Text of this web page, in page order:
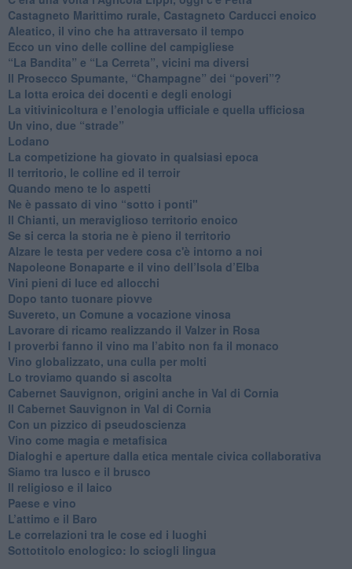
​Castagneto Marittimo rurale, Castagneto Carducci enoico
Aleatico, il vino che ha attraversato il tempo
Ecco un vino delle colline del campigliese
“La Bandita” e “La Cerreta”, vicini ma diversi
​Il Prosecco Spumante, “Champagne” dei “poveri”?
​La lotta eroica dei docenti e degli enologi
​La vitivinicoltura e l’enologia ufficiale e quella ufficiosa
​Un vino, due “strade”
Lodano
​La competizione ha giovato in qualsiasi epoca
Il territorio, le colline ed il terroir
Quando meno te lo aspetti
​Ne è passato di vino “sotto i ponti"
​Il Chianti, un meraviglioso territorio enoico
​Se si cerca la storia ne è pieno il territorio
Alzare le testa per vedere cosa c'è intorno a noi
​Napoleone Bonaparte e il vino dell’Isola d’Elba
Vini pieni di luce ed allocchi
Dopo tanto tuonare piovve
Suvereto, un Comune a vocazione vinosa
Lavorare di ricamo realizzando il Valzer in Rosa
​I proverbi fanno il vino ma l’abito non fa il monaco
Vino globalizzato, una culla per molti
Lo troviamo quando si ascolta
Cabernet Sauvignon, origini anche in Val di Cornia
Il Cabernet Sauvignon in Val di Cornia
Con un pizzico di pseudoscienza
​Vino come magia e metafisica
Dialoghi e aperture dalla etica mentale civica collaborativa
Siamo tra lusco e il brusco
Il religioso e il laico
​Paese e vino
L’attimo e il Baro
Le correlazioni tra le cose ed i luoghi
​Sottotitolo enologico: lo sciogli lingua